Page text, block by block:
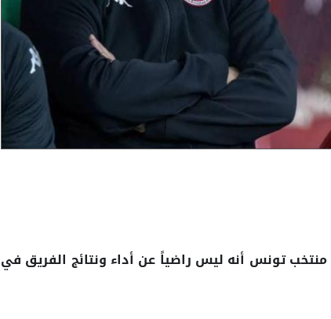
منتخب تونس أنه ليس راضياً عن أداء ونتائج الفريق في